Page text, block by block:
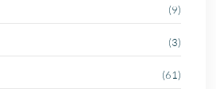
(9)
(3)
(61)